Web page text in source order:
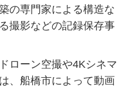
の専門家による構造な
撮影などの記録保存事
ローン空撮や4Kシネマ
、船橋市によって動画